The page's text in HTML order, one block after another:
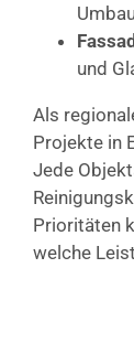
und
Als
Projekte in
Jede
Prioritäten
welche